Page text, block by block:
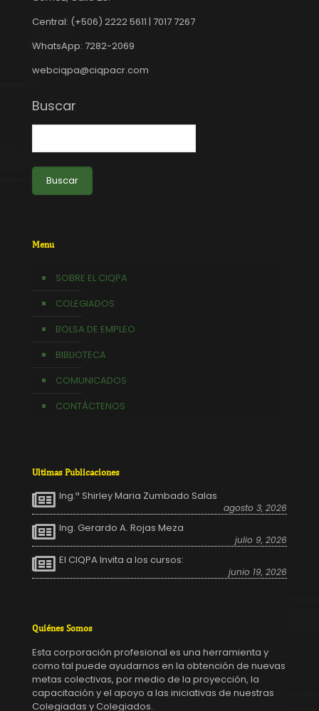
Central: (+506) 2222 5611 | 7017 7267
WhatsApp: 7282-2069
webciqpa@ciqpacr.com
Buscar
Buscar
Menu
SOBRE EL CIQPA
COLEGIADOS
BOLSA DE EMPLEO
BIBLIOTECA
COMUNICADOS
CONTÁCTENOS
Ultimas Publicaciones
Ing.ª Shirley Maria Zumbado Salas
agosto 3, 2026
Ing. Gerardo A. Rojas Meza
julio 9, 2026
El CIQPA Invita a los cursos:
junio 19, 2026
Quiénes Somos
Esta corporación profesional es una herramienta y
como tal puede ayudarnos en la obtención de nuevas
metas colectivas, por medio de la proyección, la
capacitación y el apoyo a las iniciativas de nuestras
Colegiadas y Colegiados.